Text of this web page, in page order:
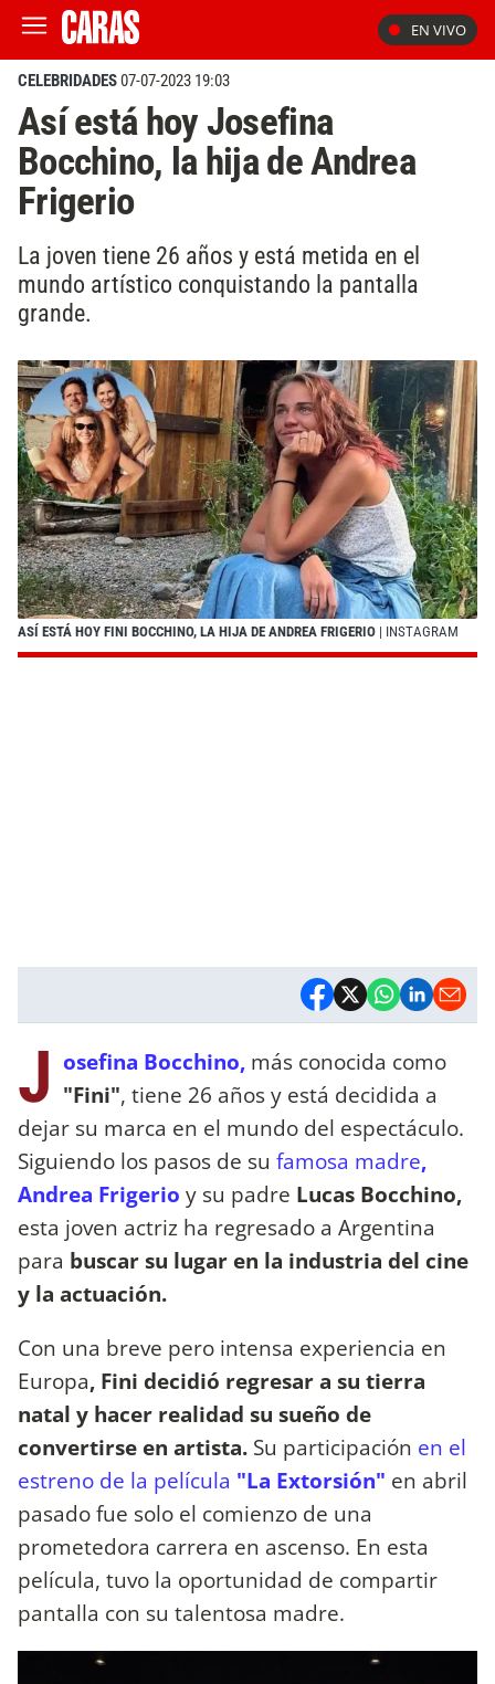
EN VIVO
CELEBRIDADES07-07-2023 19:03
Así está hoy Josefina
Bocchino, la hija de Andrea
Frigerio
La joven tiene 26 años y está metida en el
mundo artístico conquistando la pantalla
grande.
ASÍ ESTÁ HOY FINI BOCCHINO, LA HIJA DE ANDREA FRIGERIO | INSTAGRAM
J osefina Bocchino, más conocida como
"Fini", tiene 26 años y está decidida a
dejar su marca en el mundo del espectáculo.
Siguiendo los pasos de su famosa madre,
Andrea Frigerio y su padre Lucas Bocchino,
esta joven actriz ha regresado a Argentina
para buscar su lugar en la industria del cine
y la actuación.
Con una breve pero intensa experiencia en
Europa, Fini decidió regresar a su tierra
natal y hacer realidad su sueño de
convertirse en artista. Su participación en el
estreno de la película "La Extorsión" en abril
pasado fue solo el comienzo de una
prometedora carrera en ascenso. En esta
película, tuvo la oportunidad de compartir
pantalla con su talentosa madre.